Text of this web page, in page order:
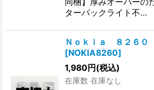
ターパックライト不…
Ｎｏｋｉａ ８２６０
[NOKIA8260]
1,980円(税込)
在庫数 在庫なし